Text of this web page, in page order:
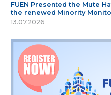
FUEN Presented the Mute
the renewed Minority
13.07.2026